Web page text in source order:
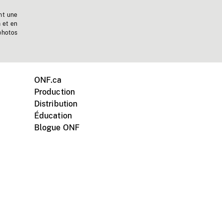
une
et en
ONF.ca
Production
Distribution
Éducation
Blogue ONF